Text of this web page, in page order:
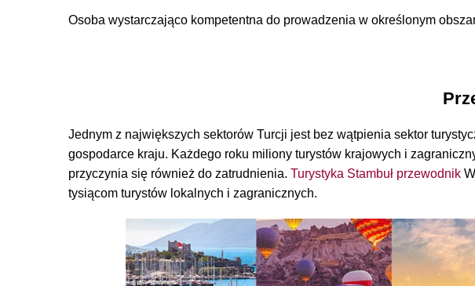
Osoba wystarczająco kompetentna do prowadzenia w określonym
Jednym z największych sektorów Turcji jest bez wątpienia sektor
gospodarce kraju. Każdego roku miliony turystów krajowych i
przyczynia się również do zatrudnienia. Turystyka Stambuł przewodnik
tysiącom turystów lokalnych i zagranicznych.